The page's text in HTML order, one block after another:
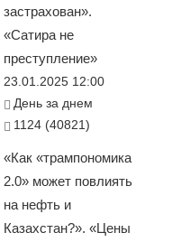
застрахован».
«Сатира не
преступление»
23.01.2025 12:00
День за днем
1124 (40821)
«Как «трампономика
2.0» может повлиять
на нефть и
Казахстан?». «Цены